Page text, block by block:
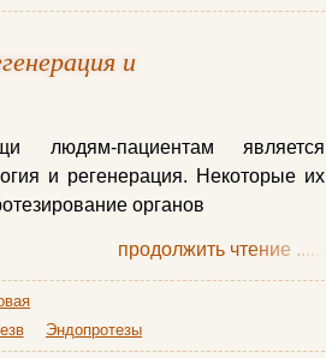
и
людям-пациентам является
и регенерация. Некоторые их
органов
продолжить чтение ......
Эндопротезы